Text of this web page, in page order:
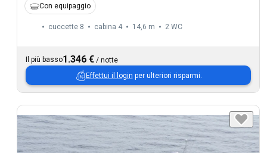
Con equipaggio
cuccette 8 cabina 4 14,6 m 2 WC
Il più basso1.346 € / notte
Effettui il login per ulteriori risparmi.